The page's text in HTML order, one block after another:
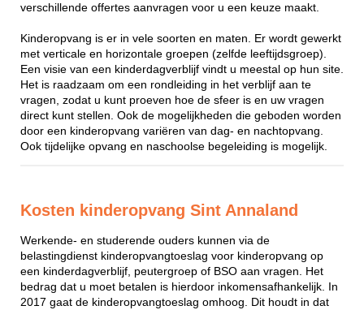
verschillende offertes aanvragen voor u een keuze maakt.
Kinderopvang is er in vele soorten en maten. Er wordt gewerkt
met verticale en horizontale groepen (zelfde leeftijdsgroep).
Een visie van een kinderdagverblijf vindt u meestal op hun site.
Het is raadzaam om een rondleiding in het verblijf aan te
vragen, zodat u kunt proeven hoe de sfeer is en uw vragen
direct kunt stellen. Ook de mogelijkheden die geboden worden
door een kinderopvang variëren van dag- en nachtopvang.
Ook tijdelijke opvang en naschoolse begeleiding is mogelijk.
Kosten kinderopvang Sint Annaland
Werkende- en studerende ouders kunnen via de
belastingdienst kinderopvangtoeslag voor kinderopvang op
een kinderdagverblijf, peutergroep of BSO aan vragen. Het
bedrag dat u moet betalen is hierdoor inkomensafhankelijk. In
2017 gaat de kinderopvangtoeslag omhoog. Dit houdt in dat